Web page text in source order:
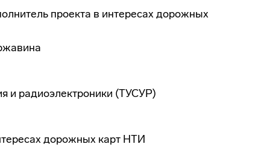
проекта в интересах дорожных
и радиоэлектроники (ТУСУР)
дорожных карт НТИ